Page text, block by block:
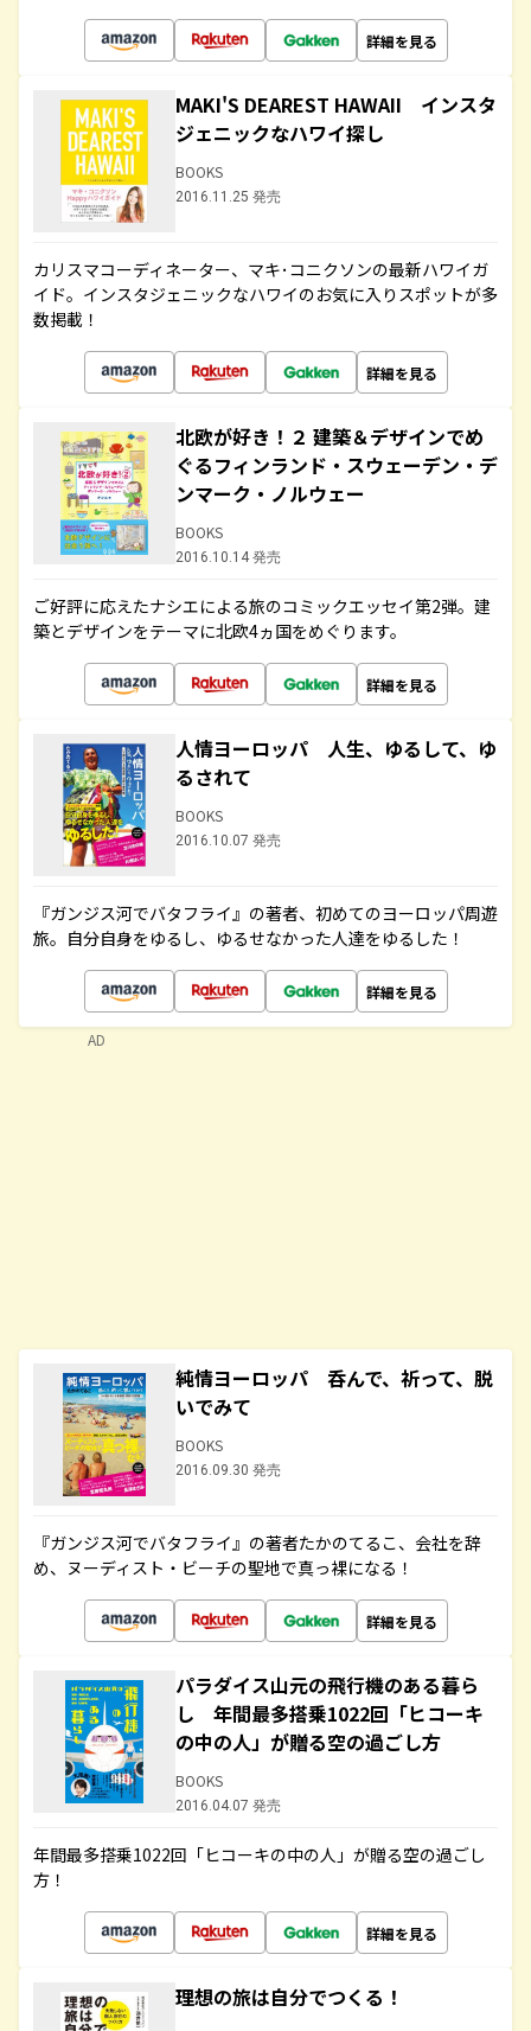
詳細を見る
MAKI'S DEAREST HAWAII インスタ
ジェニックなハワイ探し
BOOKS
2016.11.25 発売
カリスマコーディネーター、マキ･コニクソンの最新ハワイガ
イド。インスタジェニックなハワイのお気に入りスポットが多
数掲載！
詳細を見る
北欧が好き！２ 建築＆デザインでめ
ぐるフィンランド・スウェーデン・デ
ンマーク・ノルウェー
BOOKS
2016.10.14 発売
ご好評に応えたナシエによる旅のコミックエッセイ第2弾。建
築とデザインをテーマに北欧4ヵ国をめぐります。
詳細を見る
人情ヨーロッパ 人生、ゆるして、ゆ
るされて
BOOKS
2016.10.07 発売
『ガンジス河でバタフライ』の著者、初めてのヨーロッパ周遊
旅。自分自身をゆるし、ゆるせなかった人達をゆるした！
詳細を見る
純情ヨーロッパ 呑んで、祈って、脱
いでみて
BOOKS
2016.09.30 発売
『ガンジス河でバタフライ』の著者たかのてるこ、会社を辞
め、ヌーディスト・ビーチの聖地で真っ裸になる！
詳細を見る
パラダイス山元の飛行機のある暮ら
し 年間最多搭乗1022回「ヒコーキ
の中の人」が贈る空の過ごし方
BOOKS
2016.04.07 発売
年間最多搭乗1022回「ヒコーキの中の人」が贈る空の過ごし
方！
詳細を見る
理想の旅は自分でつくる！
AD